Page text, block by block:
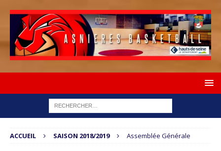
ACCUEIL SAISON 2018/2019 Assemblée Générale